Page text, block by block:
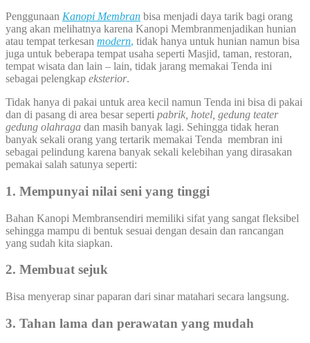
Penggunaan Kanopi Membran bisa menjadi daya tarik bagi orang
yang akan melihatnya karena Kanopi Membranmenjadikan hunian
atau tempat terkesan modern, tidak hanya untuk hunian namun bisa
juga untuk beberapa tempat usaha seperti Masjid, taman, restoran,
tempat wisata dan lain – lain, tidak jarang memakai Tenda ini
sebagai pelengkap eksterior.
Tidak hanya di pakai untuk area kecil namun Tenda ini bisa di pakai
dan di pasang di area besar seperti pabrik, hotel, gedung teater
gedung olahraga dan masih banyak lagi. Sehingga tidak heran
banyak sekali orang yang tertarik memakai Tenda membran ini
sebagai pelindung karena banyak sekali kelebihan yang dirasakan
pemakai salah satunya seperti:
1. Mempunyai nilai seni yang tinggi
Bahan Kanopi Membransendiri memiliki sifat yang sangat fleksibel
sehingga mampu di bentuk sesuai dengan desain dan rancangan
yang sudah kita siapkan.
2. Membuat sejuk
Bisa menyerap sinar paparan dari sinar matahari secara langsung.
3. Tahan lama dan perawatan yang mudah